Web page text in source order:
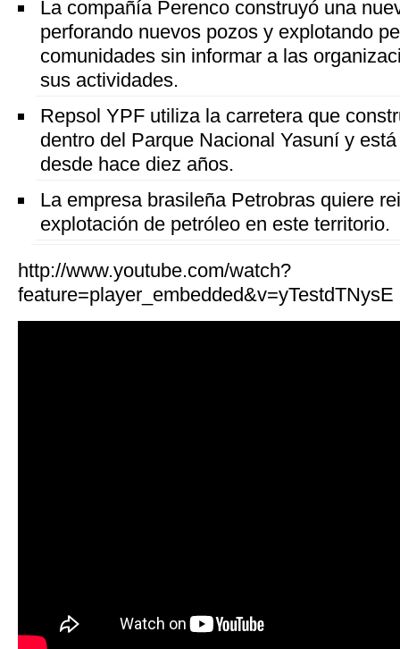
La compañía Perenco construyó una
perforando nuevos pozos y explotando
comunidades sin informar a las
sus actividades.
Repsol YPF utiliza la carretera que
dentro del Parque Nacional Yasuní y
desde hace diez años.
La empresa brasileña Petrobras quiere
explotación de petróleo en este territorio.
http://www.youtube.com/watch?
feature=player_embedded&v=yTestdTNysE